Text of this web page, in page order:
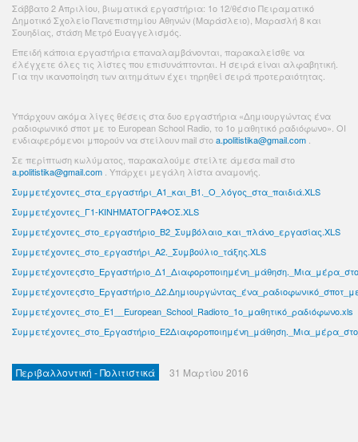
Σάββατο 2 Απριλίου, βιωματικά εργαστήρια: 1ο 12/θέσιο Πειραματικό
Δημοτικό Σχολείο Πανεπιστημίου Αθηνών (Μαράσλειο), Μαρασλή 8 και
Σουηδίας, στάση Μετρό Ευαγγελισμός.
Επειδή κάποια εργαστήρια επαναλαμβάνονται, παρακαλείσθε να
έλέγχετε όλες τις λίστες που επισυνάπτονται. Η σειρά είναι αλφαβητική.
Για την ικανοποίηση των αιτημάτων έχει τηρηθεί σειρά προτεραιότητας.
Υπάρχουν ακόμα λίγες θέσεις στα δυο εργαστήρια «Δημιουργώντας ένα
ραδιοφωνικό σποτ με το European School Radio, το 1ο μαθητικό ραδιόφωνο». ΟΙ
ενδιαφερόμενοι μπορούν να στείλουν mail στοa.politistika@gmail.com
Σε περίπτωση κωλύματος, παρακαλούμε στείλτε άμεσα mail στο
a.politistika@gmail.com . Υπάρχει μεγάλη λίστα αναμονής.
Συμμετέχοντες_στα_εργαστήρι_Α1_και_Β1._Ο_λόγος_στα_παιδιά.XLS
Συμμετέχοντες_Γ1-ΚΙΝΗΜΑΤΟΓΡΑΦΟΣ.XLS
Συμμετέχοντες_στο_εργαστήριο_Β2_Συμβόλαιο_και_πλάνο_εργασίας.XLS
Συμμετέχοντες_στο_εργαστήρι_Α2._Συμβούλιο_τάξης.XLS
Συμμετέχοντες_στο_Ε1__European_School_Radioτο_1ο_μαθητικό_ραδιόφωνο.xls
Περιβαλλοντική - Πολιτιστικά 31 Μαρτίου 2016